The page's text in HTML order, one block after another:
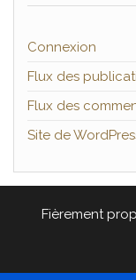
Connexion
Flux des
Flux des
Site de
Fièrement